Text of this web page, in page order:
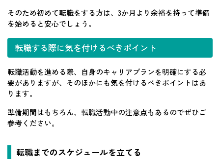
そのため初めて転職をする方は、3か月より余裕を持って準備
を始めると安心でしょう。
転職する際に気を付けるべきポイント
転職活動を進める際、自身のキャリアプランを明確にする必
要がありますが、そのほかにも気を付けるべきポイントはあ
ります。
準備期間はもちろん、転職活動中の注意点もあるのでぜひご
参考ください。
転職までのスケジュールを立てる